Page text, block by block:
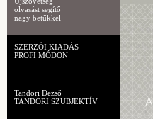
olvasást segítő
nagy betűkkel
SZERZŐI KIADÁS
PROFI MÓDON
Tandori Dezső
TANDORI SZUBJEKTÍV